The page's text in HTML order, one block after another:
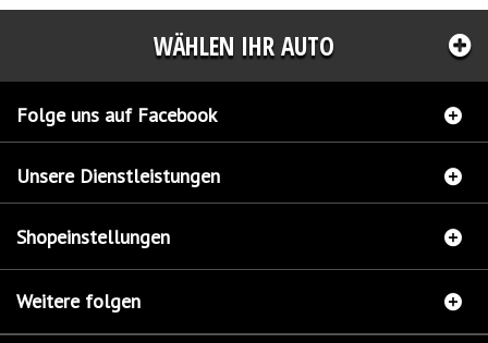
WÄHLEN IHR AUTO
Folge uns auf Facebook
Unsere Dienstleistungen
Shopeinstellungen
Weitere folgen